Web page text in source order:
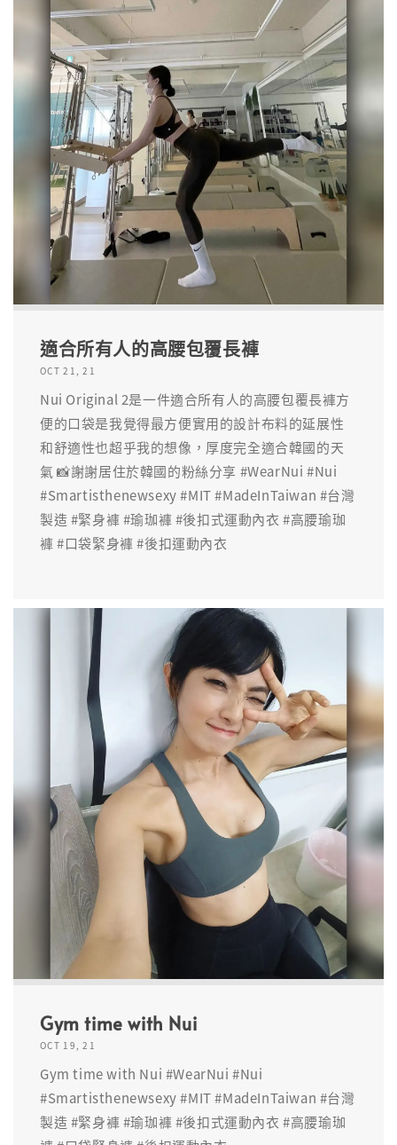
適合所有人的高腰包覆長褲
OCT 21, 21
Nui Original 2是一件適合所有人的高腰包覆長褲方
便的口袋是我覺得最方便實用的設計布料的延展性
和舒適性也超乎我的想像，厚度完全適合韓國的天
氣 📸謝謝居住於韓國的粉絲分享 #WearNui #Nui
#Smartisthenewsexy #MIT #MadeInTaiwan #台灣
製造 #緊身褲 #瑜珈褲 #後扣式運動內衣 #高腰瑜珈
褲 #口袋緊身褲 #後扣運動內衣
Gym time with Nui
OCT 19, 21
Gym time with Nui #WearNui #Nui
#Smartisthenewsexy #MIT #MadeInTaiwan #台灣
製造 #緊身褲 #瑜珈褲 #後扣式運動內衣 #高腰瑜珈